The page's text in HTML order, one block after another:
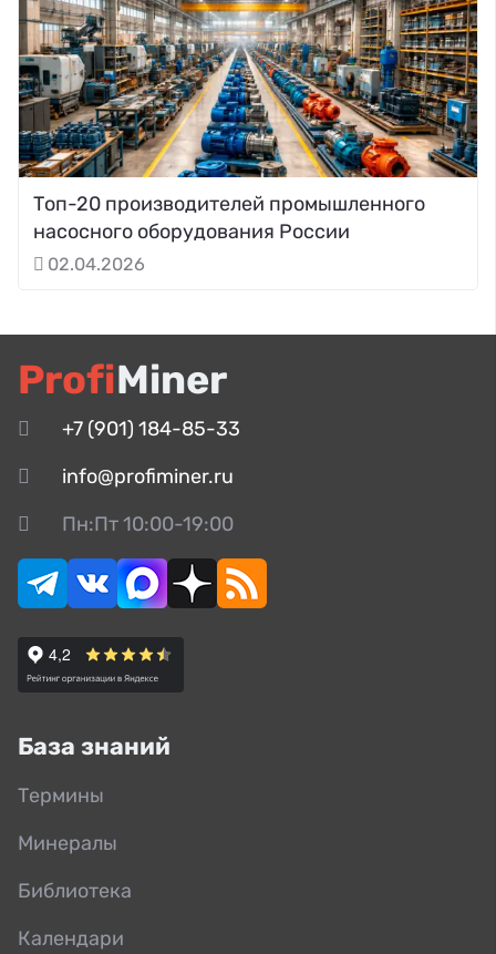
Топ-20 производителей промышленного
насосного оборудования России
02.04.2026
ProfiMiner
+7 (901) 184-85-33
info@profiminer.ru
Пн:Пт 10:00-19:00
База знаний
Термины
Минералы
Библиотека
Календари